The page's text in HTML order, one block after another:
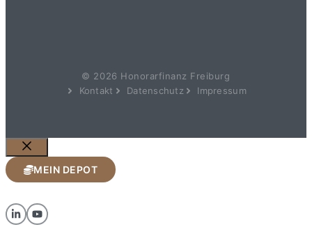
© 2026 Honorarfinanz Freiburg
Kontakt
Datenschutz Impressum
Schließen
MEIN DEPOT